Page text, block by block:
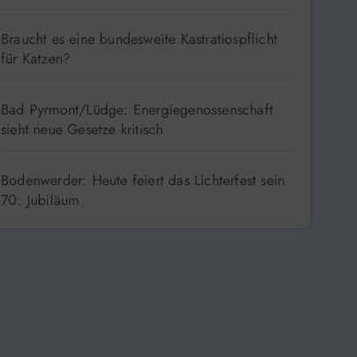
Braucht es eine bundesweite Kastratiospflicht
für Katzen?
Bad Pyrmont/Lüdge: Energiegenossenschaft
sieht neue Gesetze kritisch
Bodenwerder: Heute feiert das Lichterfest sein
70. Jubiläum